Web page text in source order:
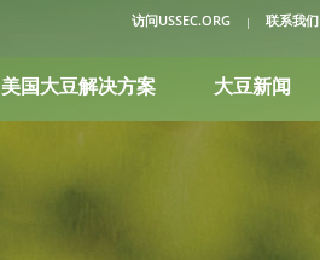
访问USSEC.ORG 联系我们
美国大豆解决方案 大豆新闻